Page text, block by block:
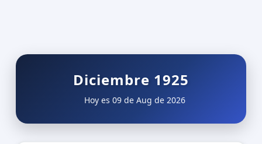
Diciembre 1925
Hoy es 09 de Aug de 2026